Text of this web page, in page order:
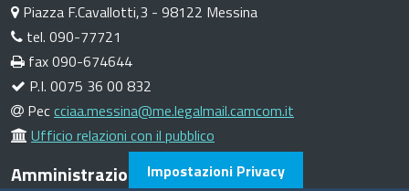
Piazza F.Cavallotti,3 - 98122 Messina
tel. 090-77721
fax 090-674644
P.I. 0075 36 00 832
Peccciaa.messina@me.legalmail.camcom.it
Ufficio relazioni con il pubblico
Amministrazione trasparente
Impostazioni Privacy